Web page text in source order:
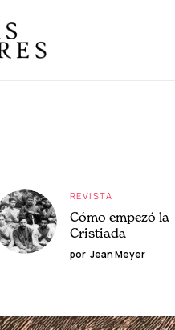
REVISTA
Cómo empezó la
Cristiada
por Jean Meyer